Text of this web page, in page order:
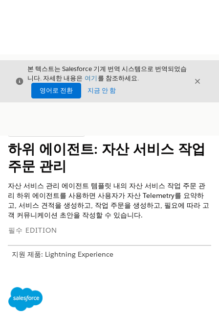
닫기
본 텍스트는 Salesforce 기계 번역 시스템으로 번역되었습
니다. 자세한 내용은 여기 를 참조하세요.
영어로 전환
지금 안 함
닫기
하위 에이전트: 자산 서비스 작업
주문 관리
자산 서비스 관리 에이전트 템플릿 내의 자산 서비스 작업 주문 관
리 하위 에이전트를 사용하면 사용자가 자산 Telemetry를 요약하
고, 서비스 견적을 생성하고, 작업 주문을 생성하고, 필요에 따라 고
객 커뮤니케이션 초안을 작성할 수 있습니다.
필수 EDITION
지원 제품: Lightning Experience
Performance
하려면 각 사용자에게 Agentforce for Automotive 추가 기능이
있어야 합니다.